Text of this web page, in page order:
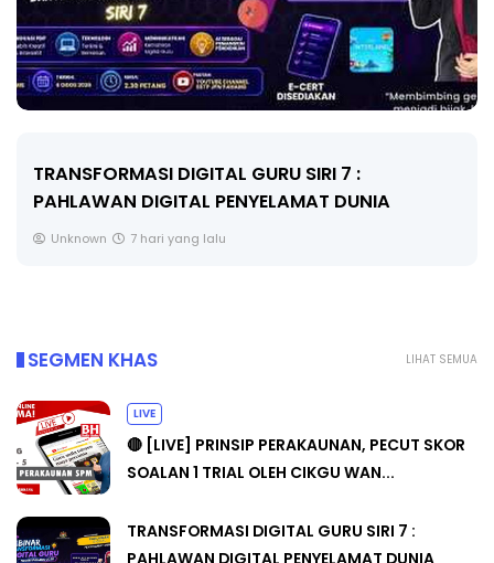
TRANSFORMASI DIGITAL GURU SIRI 7 :
PAHLAWAN DIGITAL PENYELAMAT DUNIA
Unknown 7 hari yang lalu
LIHAT SEMUA
SEGMEN KHAS
LIVE
🔴 [LIVE] PRINSIP PERAKAUNAN, PECUT SKOR
SOALAN 1 TRIAL OLEH CIKGU WAN...
TRANSFORMASI DIGITAL GURU SIRI 7 :
PAHLAWAN DIGITAL PENYELAMAT DUNIA